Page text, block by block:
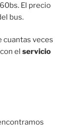
El precio
bus.
cuantas veces
el servicio